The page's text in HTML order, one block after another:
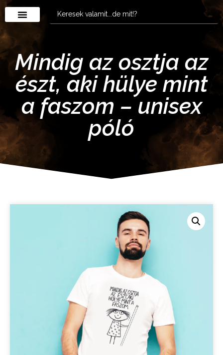
Mindig az osztja az
észt, aki hülye mint
a faszom – unisex
póló